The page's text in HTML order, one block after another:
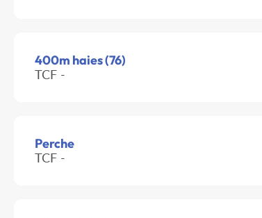
400m haies (76)
TCF -
Perche
TCF -